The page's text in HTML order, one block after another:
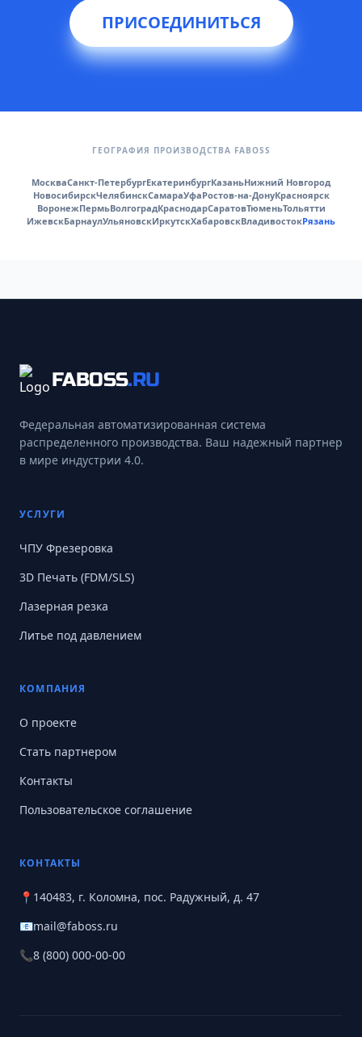
ПРИСОЕДИНИТЬСЯ
ГЕОГРАФИЯ ПРОИЗВОДСТВА FABOSS
МоскваСанкт-ПетербургЕкатеринбургКазаньНижний Новгород
НовосибирскЧелябинскСамараУфаРостов-на-ДонуКрасноярск
ВоронежПермьВолгоградКраснодарСаратовТюменьТольятти
ИжевскБарнаулУльяновскИркутскХабаровскВладивостокРязань
FABOSS.RU
Федеральная автоматизированная система
распределенного производства. Ваш надежный партнер
в мире индустрии 4.0.
УСЛУГИ
ЧПУ Фрезеровка
3D Печать (FDM/SLS)
Лазерная резка
Литье под давлением
КОМПАНИЯ
О проекте
Стать партнером
Контакты
Пользовательское соглашение
КОНТАКТЫ
📍 140483, г. Коломна, пос. Радужный, д. 47
📧mail@faboss.ru
📞8 (800) 000-00-00